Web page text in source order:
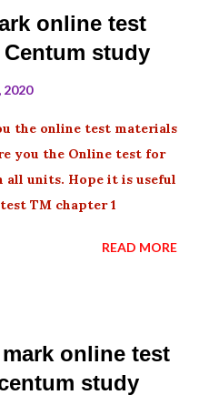
online test
study
2020
the online test materials
you the Online test for
all units. Hope it is useful
TM chapter 1
READ MORE
online test
study